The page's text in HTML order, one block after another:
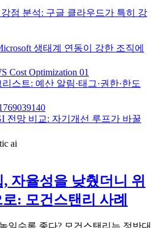
점 분석: 구글 클라우드가 특히 강
생태계 연동이 강한 조직에
스트: 예산 알림·태그·권한·한도
전망 비교: 자기개선 루프가 바꿀
자율성을 낮췄더니 위
: 모건스탠리 사례